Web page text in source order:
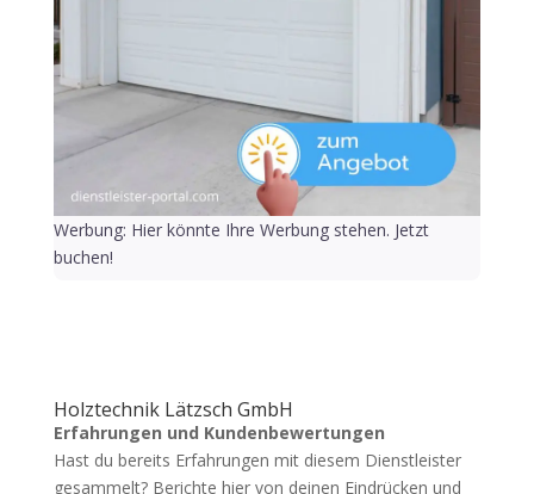
Werbung: Hier könnte Ihre Werbung stehen. Jetzt
buchen!
Holztechnik Lätzsch GmbH
Erfahrungen und Kundenbewertungen
Hast du bereits Erfahrungen mit diesem Dienstleister
gesammelt? Berichte hier von deinen Eindrücken und